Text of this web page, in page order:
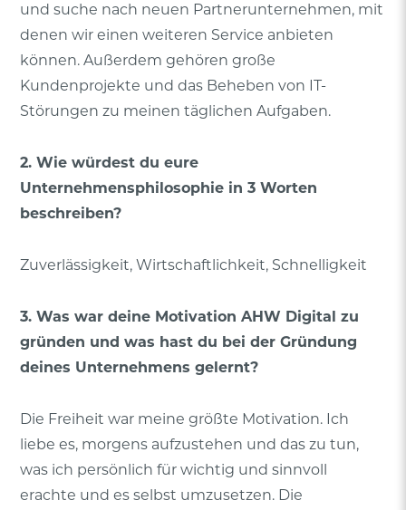
und suche nach neuen Partnerunternehmen, mit
denen wir einen weiteren Service anbieten
können. Außerdem gehören große
Kundenprojekte und das Beheben von IT-
Störungen zu meinen täglichen Aufgaben.
2. Wie würdest du eure
Unternehmensphilosophie in 3 Worten
beschreiben?
Zuverlässigkeit, Wirtschaftlichkeit, Schnelligkeit
3. Was war deine Motivation AHW Digital zu
gründen und was hast du bei der Gründung
deines Unternehmens gelernt?
Die Freiheit war meine größte Motivation. Ich
liebe es, morgens aufzustehen und das zu tun,
was ich persönlich für wichtig und sinnvoll
erachte und es selbst umzusetzen. Die